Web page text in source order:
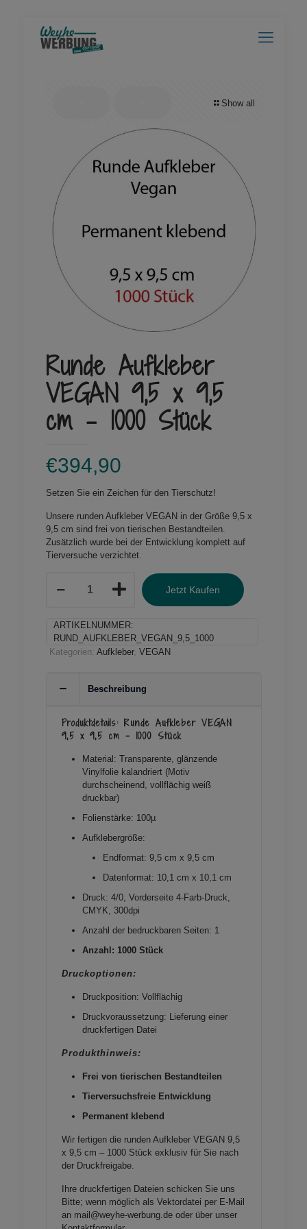
Show all
Runde Aufkleber
VEGAN 9,5 x 9,5
cm – 1000 Stück
€394,90
Setzen Sie ein Zeichen für den Tierschutz!
Unsere runden Aufkleber VEGAN in der Größe 9,5 x
9,5 cm sind frei von tierischen Bestandteilen.
Zusätzlich wurde bei der Entwicklung komplett auf
Tierversuche verzichtet.
Aufkleber
9,5
cm
Jetzt Kaufen
ARTIKELNUMMER:
RUND_AUFKLEBER_VEGAN_9,5_1000
Kategorien: Aufkleber, VEGAN
Beschreibung
Produktdetails: Runde Aufkleber VEGAN
9,5 x 9,5 cm – 1000 Stück
Material: Transparente, glänzende
Vinylfolie kalandriert (Motiv
durchscheinend, vollflächig weiß
druckbar)
Folienstärke: 100µ
Aufklebergröße:
Endformat: 9,5 cm x 9,5 cm
Datenformat: 10,1 cm x 10,1 cm
Druck: 4/0, Vorderseite 4-Farb-Druck,
CMYK, 300dpi
Anzahl der bedruckbaren Seiten: 1
Anzahl: 1000 Stück
Druckoptionen:
Druckposition: Vollflächig
Druckvoraussetzung: Lieferung einer
druckfertigen Datei
Produkthinweis:
Frei von tierischen Bestandteilen
Tierversuchsfreie Entwicklung
Permanent klebend
Wir fertigen die runden Aufkleber VEGAN 9,5
x 9,5 cm – 1000 Stück exklusiv für Sie nach
der Druckfreigabe.
Ihre druckfertigen Dateien schicken Sie uns
Bitte; wenn möglich als Vektordatei per E-Mail
an mail@weyhe-werbung.de oder über unser